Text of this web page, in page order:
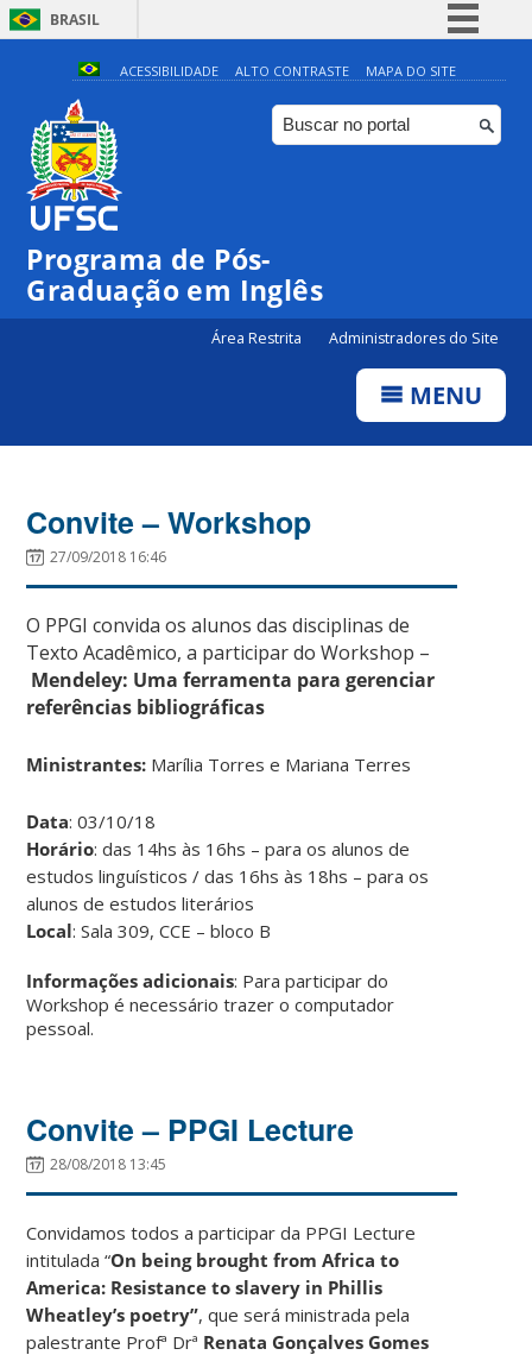
BRASIL
Simplifique!
Comunica BR
Participe
ACESSIBILIDADE ALTO CONTRASTE MAPA DO SITE
Programa de Pós-
Graduação em Inglês
Área Restrita Administradores do Site
MENU
Convite – Workshop
27/09/2018 16:46
O PPGI convida os alunos das disciplinas de
Texto Acadêmico, a participar do Workshop –
Mendeley: Uma ferramenta para gerenciar
referências bibliográficas
Ministrantes: Marília Torres e Mariana Terres
Data: 03/10/18
Horário: das 14hs às 16hs – para os alunos de
estudos linguísticos / das 16hs às 18hs – para os
alunos de estudos literários
Local: Sala 309, CCE – bloco B
Informações adicionais: Para participar do
Workshop é necessário trazer o computador
pessoal.
Convite – PPGI Lecture
28/08/2018 13:45
Convidamos todos a participar da PPGI Lecture
intitulada “On being brought from Africa to
America: Resistance to slavery in Phillis
Wheatley’s poetry”, que será ministrada pela
palestrante Profª Drª Renata Gonçalves Gomes